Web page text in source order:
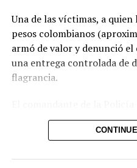
Me gusta esto:
Relacionado
Una de las víctimas, a
pesos colombianos
armó de valor y denunció
una entrega controlada de
flagrancia.
explicó que la joven
hombres que tenían
autoridades no descartan